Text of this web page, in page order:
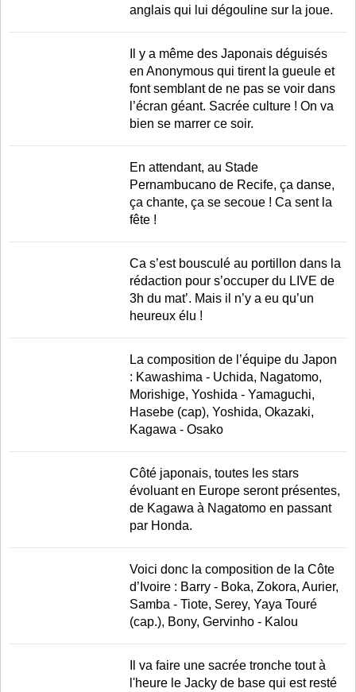
anglais qui lui dégouline sur la joue.
Il y a même des Japonais déguisés
en Anonymous qui tirent la gueule et
font semblant de ne pas se voir dans
l’écran géant. Sacrée culture ! On va
bien se marrer ce soir.
En attendant, au Stade
Pernambucano de Recife, ça danse,
ça chante, ça se secoue ! Ca sent la
fête !
Ca s’est bousculé au portillon dans la
rédaction pour s’occuper du LIVE de
3h du mat’. Mais il n’y a eu qu’un
heureux élu !
La composition de l’équipe du Japon
: Kawashima - Uchida, Nagatomo,
Morishige, Yoshida - Yamaguchi,
Hasebe (cap), Yoshida, Okazaki,
Kagawa - Osako
Côté japonais, toutes les stars
évoluant en Europe seront présentes,
de Kagawa à Nagatomo en passant
par Honda.
Voici donc la composition de la Côte
d’Ivoire : Barry - Boka, Zokora, Aurier,
Samba - Tiote, Serey, Yaya Touré
(cap.), Bony, Gervinho - Kalou
Il va faire une sacrée tronche tout à
l'heure le Jacky de base qui est resté